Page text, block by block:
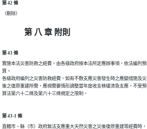
第 42 條
（刪除）
第 八 章 附則
第 43 條
實施本法災害防救之經費，由各級政府按本法所定應辦事項，依法編列預
算。
各級政府編列之災害防救經費，如有不敷支應災害發生時之應變措施及災
後之復原重建所需，應視需要情形調整當年度收支移緩濟急支應，不受預
算法第六十二條及第六十三條規定之限制。
第 43-1 條
直轄市、縣（市）政府無法支應重大天然災害之災後復原重建等經費時，